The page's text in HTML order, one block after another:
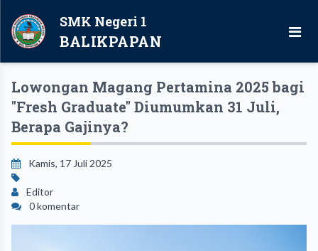
SMK Negeri 1
BALIKPAPAN
Lowongan Magang Pertamina 2025 bagi
"Fresh Graduate" Diumumkan 31 Juli,
Berapa Gajinya?
Kamis, 17 Juli 2025
Editor
0 komentar